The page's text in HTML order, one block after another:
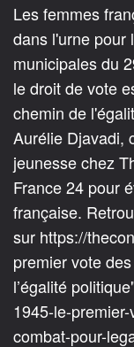
Les femmes
dans l'urne pour
municipales du
le droit de vote
chemin de
Aurélie Djavadi,
jeunesse chez
France 24 pour
française.
sur https://
premier vote
l’égalité
1945-le-
combat-pour-